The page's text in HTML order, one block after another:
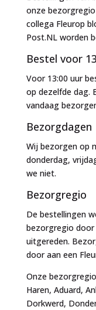
onze
collega Fleurop
Post.NL worden
Bestel voor
Voor 13:00 uur
op dezelfde dag.
vandaag
Bezorgdagen
Wij bezorgen op
donderdag,
we niet.
Bezorgregio
De bestellingen
bezorgregio
uitgereden.
door aan een
Onze
Haren, Aduard,
Dorkwerd,